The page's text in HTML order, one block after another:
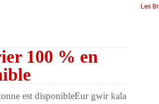
100 % en
Eur gwir kala
Avril
Mai
Mai
Juin
Août
Les